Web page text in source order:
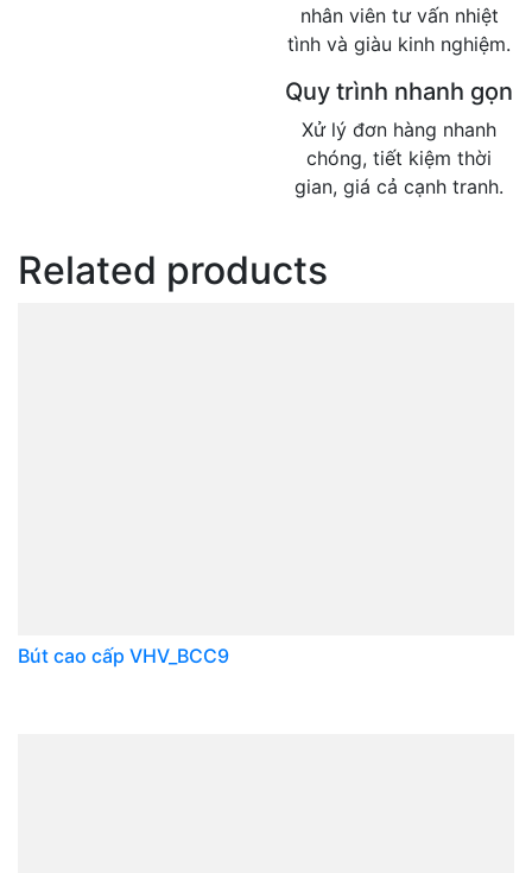
nhân viên tư vấn nhiệt
tình và giàu kinh nghiệm.
Quy trình nhanh gọn
Xử lý đơn hàng nhanh
chóng, tiết kiệm thời
gian, giá cả cạnh tranh.
Related products
Bút cao cấp VHV_BCC9